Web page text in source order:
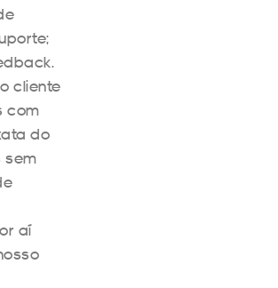
cliente
com
do
sem
aí